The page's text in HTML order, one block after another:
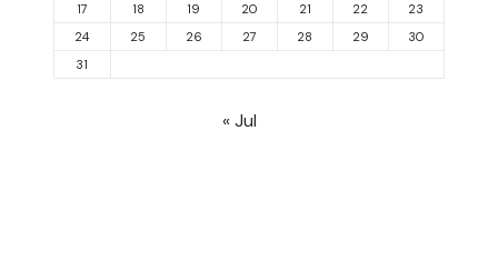
17
18 19 20 21 22
23
24
25 26 27 28 29
30
31
« Jul